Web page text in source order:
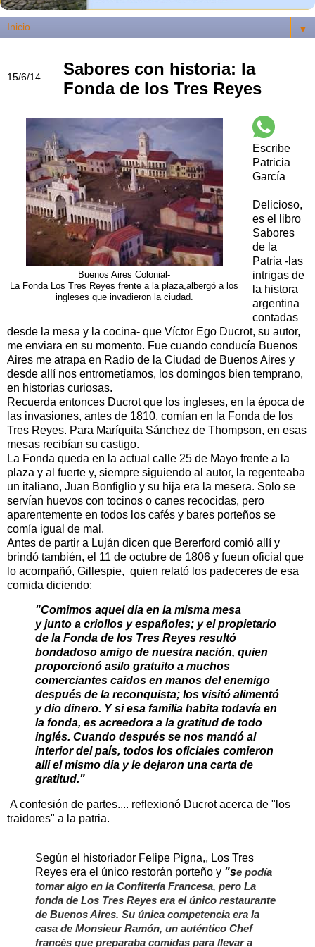
▼
15/6/14
Sabores con historia: la
Fonda de los Tres Reyes
Buenos Aires Colonial-
La Fonda Los Tres Reyes frente a la plaza,albergó a los
ingleses que invadieron la ciudad.
Escribe
Patricia
García
Delicioso,
es el libro
Sabores
de la
Patria -las
intrigas de
la histora
argentina
contadas
desde la mesa y la cocina- que Víctor Ego Ducrot, su autor,
me enviara en su momento. Fue cuando conducía Buenos
Aires me atrapa en Radio de la Ciudad de Buenos Aires y
desde allí nos entrometíamos, los domingos bien temprano,
en historias curiosas.
Recuerda entonces Ducrot que los ingleses, en la época de
las invasiones, antes de 1810, comían en la Fonda de los
Tres Reyes. Para Maríquita Sánchez de Thompson, en esas
mesas recibían su castigo.
La Fonda queda en la actual calle 25 de Mayo frente a la
plaza y al fuerte y, siempre siguiendo al autor, la regenteaba
un italiano, Juan Bonfiglio y su hija era la mesera. Solo se
servían huevos con tocinos o canes recocidas, pero
aparentemente en todos los cafés y bares porteños se
comía igual de mal.
Antes de partir a Luján dicen que Bererford comió allí y
brindó también, el 11 de octubre de 1806 y fueun oficial que
lo acompañó, Gillespie, quien relató los padeceres de esa
comida diciendo:
"Comimos aquel día en la misma mesa
y junto a criollos y españoles; y el propietario
de la Fonda de los Tres Reyes resultó
bondadoso amigo de nuestra nación, quien
proporcionó asilo gratuito a muchos
comerciantes caidos en manos del enemigo
después de la reconquista; los visitó alimentó
y dio dinero. Y si esa familia habita todavía en
la fonda, es acreedora a la gratitud de todo
inglés. Cuando después se nos mandó al
interior del país, todos los oficiales comieron
allí el mismo día y le dejaron una carta de
gratitud."
A confesión de partes.... reflexionó Ducrot acerca de "los
traidores" a la patria.
Según el historiador Felipe Pigna,, Los Tres
Reyes era el único restorán porteño y "se podía
tomar algo en la Confitería Francesa, pero La
fonda de Los Tres Reyes era el único restaurante
de Buenos Aires. Su única competencia era la
casa de Monsieur Ramón, un auténtico Chef
francés que preparaba comidas para llevar a